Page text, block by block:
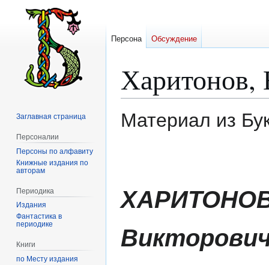
Харитонов,
Материал из
Персона Обсуждение
Заглавная страница
Персоналии
Персоны по алфавиту
Книжные издания по
авторам
Периодика
Издания
Фантастика в
периодике
Книги
по Месту издания